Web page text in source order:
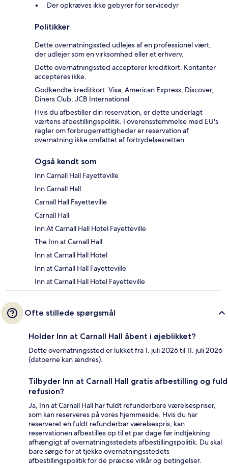
Der opkræves ikke gebyrer for servicedyr
Politikker
Dette overnatningssted udlejes af en professionel vært,
der udlejer som en virksomhed eller et erhverv.
Dette overnatningssted accepterer kreditkort. Kontanter
accepteres ikke.
Godkendte kreditkort: Visa, American Express, Discover,
Diners Club, JCB International
Hvis du afbestiller din reservation, er dette underlagt
værtens afbestillingspolitik. I overensstemmelse med EU's
regler om forbrugerrettigheder er reservation af
overnatning ikke omfattet af fortrydelsesretten.
Også kendt som
Inn Carnall Hall Fayetteville
Inn Carnall Hall
Carnall Hall Fayetteville
Carnall Hall
Inn At Carnall Hall Hotel Fayetteville
The Inn at Carnall Hall
Inn at Carnall Hall Hotel
Inn at Carnall Hall Fayetteville
Inn at Carnall Hall Hotel Fayetteville
Ofte stillede spørgsmål
Holder Inn at Carnall Hall åbent i øjeblikket?
Dette overnatningssted er lukket fra 1. juli 2026 til 11. juli 2026
(datoerne kan ændres).
Tilbyder Inn at Carnall Hall gratis afbestilling og fuld
refusion?
Ja, Inn at Carnall Hall har fuldt refunderbare værelsespriser,
som kan reserveres på vores hjemmeside. Hvis du har
reserveret en fuldt refunderbar værelsespris, kan
reservationen afbestilles op til et par dage før indtjekning
afhængigt af overnatningsstedets afbestillingspolitik. Du skal
bare sørge for at tjekke overnatningsstedets
afbestillingspolitik for de præcise vilkår og betingelser.